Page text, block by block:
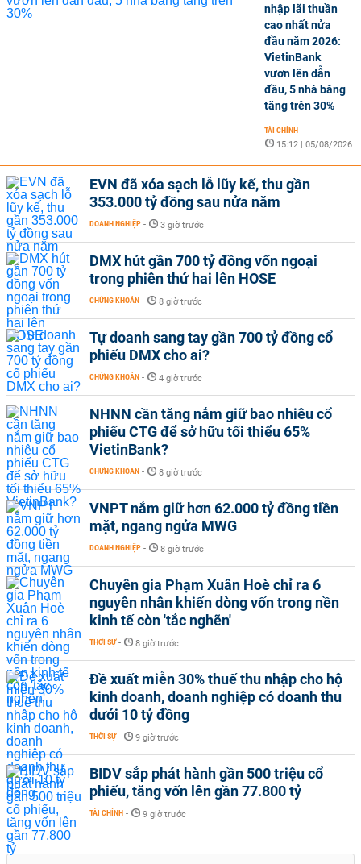
nhập lãi thuần
cao nhất nửa
đầu năm 2026:
VietinBank
vươn lên dẫn
đầu, 5 nhà băng
tăng trên 30%
TÀI CHÍNH -
15:12 | 05/08/2026
EVN đã xóa sạch lỗ lũy kế, thu gần
353.000 tỷ đồng sau nửa năm
DOANH NGHIỆP - 3 giờ trước
DMX hút gần 700 tỷ đồng vốn ngoại
trong phiên thứ hai lên HOSE
CHỨNG KHOÁN - 8 giờ trước
Tự doanh sang tay gần 700 tỷ đồng cổ
phiếu DMX cho ai?
CHỨNG KHOÁN - 4 giờ trước
NHNN cần tăng nắm giữ bao nhiêu cổ
phiếu CTG để sở hữu tối thiểu 65%
VietinBank?
CHỨNG KHOÁN - 8 giờ trước
VNPT nắm giữ hơn 62.000 tỷ đồng tiền
mặt, ngang ngửa MWG
DOANH NGHIỆP - 8 giờ trước
Chuyên gia Phạm Xuân Hoè chỉ ra 6
nguyên nhân khiến dòng vốn trong nền
kinh tế còn 'tắc nghẽn'
THỜI SỰ - 8 giờ trước
Đề xuất miễn 30% thuế thu nhập cho hộ
kinh doanh, doanh nghiệp có doanh thu
dưới 10 tỷ đồng
THỜI SỰ - 9 giờ trước
BIDV sắp phát hành gần 500 triệu cổ
phiếu, tăng vốn lên gần 77.800 tỷ
TÀI CHÍNH - 9 giờ trước